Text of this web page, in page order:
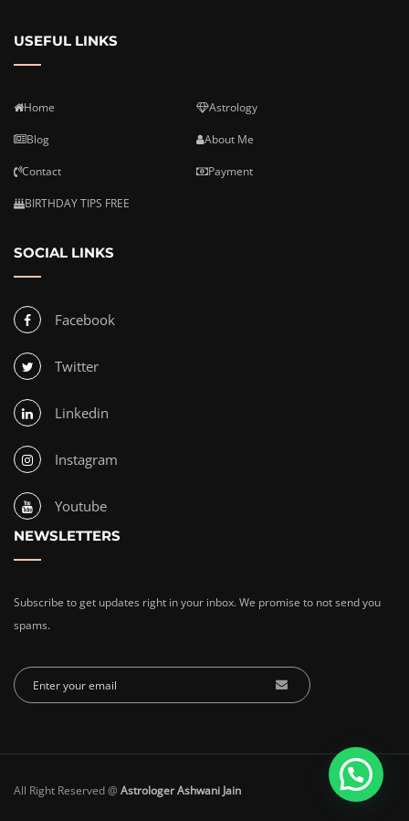
USEFUL LINKS
Home Astrology
Blog About Me
Contact Payment
BIRTHDAY TIPS FREE
SOCIAL LINKS
Facebook
Twitter
Linkedin
Instagram
Youtube
NEWSLETTERS
Subscribe to get updates right in your inbox. We promise to not send you
spams.
All Right Reserved @ Astrologer Ashwani Jain